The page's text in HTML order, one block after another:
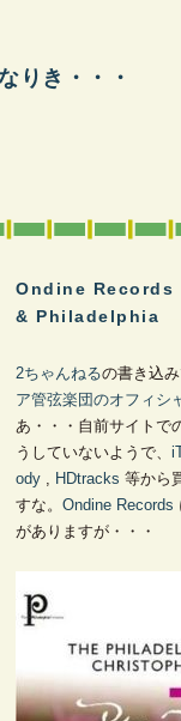
りき・・・
Ondine Records
& Philadelphia
2ちゃんねるの書き込
ア管弦楽団のオフィシ
あ・・・自前サイトで
うしていないようで、
ody , HDtracks 等から
すな。 Ondine Records
がありますが・・・